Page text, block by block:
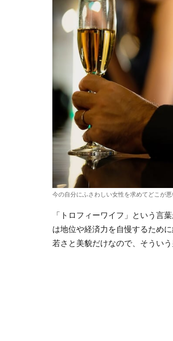
今の自分にふさわしい女性を求めてどこが悪
「トロフィーワイフ」という言
は地位や経済力を自慢するため
若さと美貌だけなので、そうい